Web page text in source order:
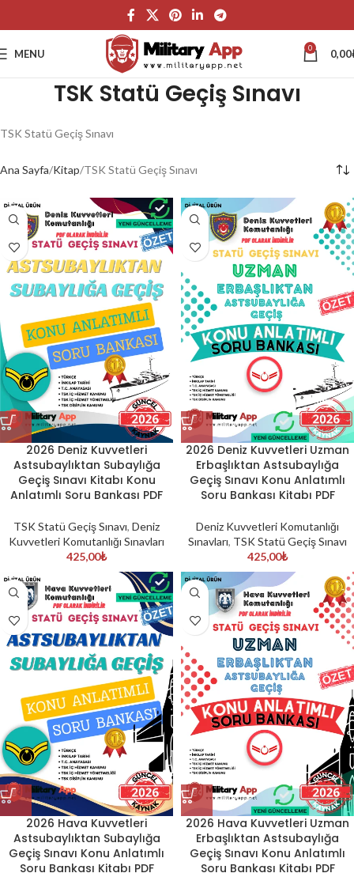
MENU 0 0,00
TSK Statü Geçiş Sınavı
TSK Statü Geçiş Sınavı
Ana Sayfa Kitap TSK Statü Geçiş Sınavı
2026 Deniz Kuvvetleri
Astsubaylıktan Subaylığa
Geçiş Sınavı Kitabı Konu
Anlatımlı Soru Bankası PDF
TSK Statü Geçiş Sınavı, Deniz
Kuvvetleri Komutanlığı Sınavları
425,00₺
2026 Deniz Kuvvetleri Uzman
Erbaşlıktan Astsubaylığa
Geçiş Sınavı Konu Anlatımlı
Soru Bankası Kitabı PDF
Deniz Kuvvetleri Komutanlığı
Sınavları, TSK Statü Geçiş Sınavı
425,00₺
2026 Hava Kuvvetleri
Astsubaylıktan Subaylığa
Geçiş Sınavı Konu Anlatımlı
Soru Bankası Kitabı PDF
2026 Hava Kuvvetleri Uzman
Erbaşlıktan Astsubaylığa
Geçiş Sınavı Konu Anlatımlı
Soru Bankası Kitabı PDF